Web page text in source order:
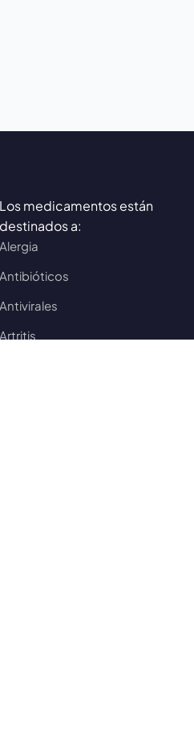
Los medicamentos están
destinados a:
Alergia
Antibióticos
Antivirales
Artritis